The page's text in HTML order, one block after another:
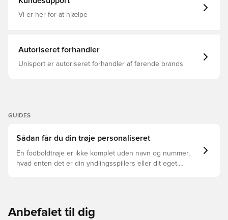
Vi er her for at hjælpe
Autoriseret forhandler
Unisport er autoriseret forhandler af førende brands
GUIDES
Sådan får du din trøje personaliseret
En fodboldtrøje er ikke komplet uden navn og nummer,
hvad enten det er din yndlingsspillers eller dit eget.
Anbefalet til dig